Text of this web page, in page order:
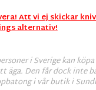
Att vi ej skickar
alternativ!
i Sverige kan
äga. Den får dock inte
i vår butik i